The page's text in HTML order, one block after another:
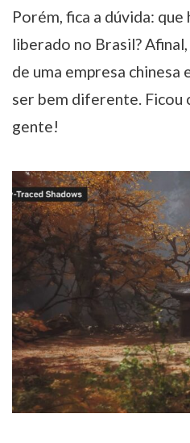
Porém, fica a dúvida:
liberado no Brasil?
de uma empresa
ser bem diferente. Ficou
gente!